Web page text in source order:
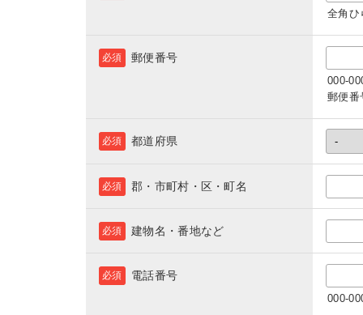
全角ひ
郵便番号
必須
000-
郵便番
都道府県
必須
郡・市町村・区・町名
必須
建物名・番地など
必須
電話番号
必須
000-